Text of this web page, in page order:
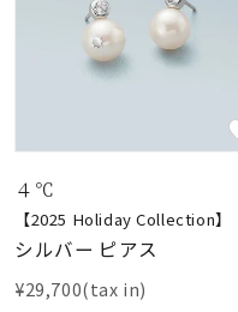
４℃
【2025 Holiday Collection】
シルバー ピアス
¥29,700(tax in)